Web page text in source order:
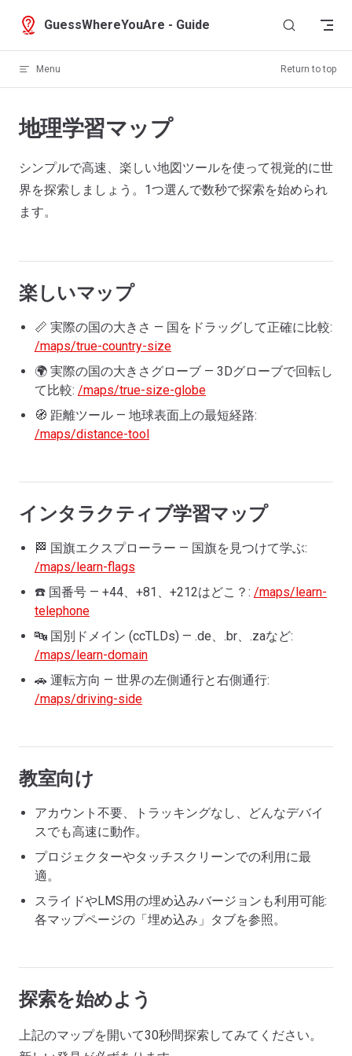
Skip to content
GuessWhereYouAre - Guide
Menu Return to top
地理学習マップ
シンプルで高速、楽しい地図ツールを使って視覚的に世
界を探索しましょう。1つ選んで数秒で探索を始められ
ます。
楽しいマップ
📏 実際の国の大きさ — 国をドラッグして正確に比較:
/maps/true-country-size
🌍 実際の国の大きさグローブ — 3Dグローブで回転し
て比較: /maps/true-size-globe
🧭 距離ツール — 地球表面上の最短経路:
/maps/distance-tool
インタラクティブ学習マップ
🏁 国旗エクスプローラー — 国旗を見つけて学ぶ:
/maps/learn-flags
☎️ 国番号 — +44、+81、+212はどこ？: /maps/learn-
telephone
🔤 国別ドメイン (ccTLDs) — .de、.br、.zaなど:
/maps/learn-domain
🚗 運転方向 — 世界の左側通行と右側通行:
/maps/driving-side
教室向け
アカウント不要、トラッキングなし、どんなデバイ
スでも高速に動作。
プロジェクターやタッチスクリーンでの利用に最
適。
スライドやLMS用の埋め込みバージョンも利用可能:
各マップページの「埋め込み」タブを参照。
探索を始めよう
上記のマップを開いて30秒間探索してみてください。